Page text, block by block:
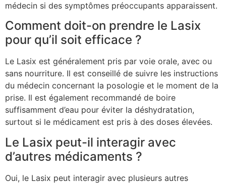
médecin si des symptômes préoccupants apparaissent.
Comment doit-on prendre le Lasix
pour qu’il soit efficace ?
Le Lasix est généralement pris par voie orale, avec ou
sans nourriture. Il est conseillé de suivre les instructions
du médecin concernant la posologie et le moment de la
prise. Il est également recommandé de boire
suffisamment d’eau pour éviter la déshydratation,
surtout si le médicament est pris à des doses élevées.
Le Lasix peut-il interagir avec
d’autres médicaments ?
Oui, le Lasix peut interagir avec plusieurs autres